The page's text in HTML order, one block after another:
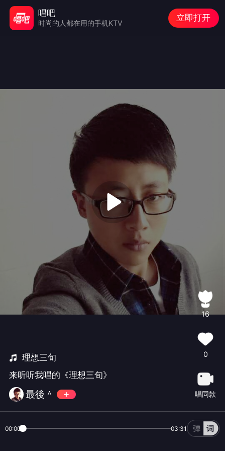
理想三旬
来听听我唱的《理想三旬》
最後＾
16
0
唱同款
00:00 03:31
唱吧
时尚的人都在用的手机KTV
立即打开